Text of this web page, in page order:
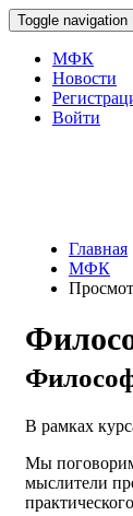
Toggle navigation
МФК
Новости
Войти
Главная
МФК
В рамках
Мы поговорим
мыслители